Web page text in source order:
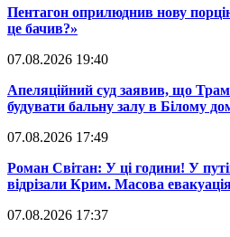
​Пентагон оприлюднив нову
це бачив?»
07.08.2026 19:40
​Апеляційний суд заявив, що
будувати бальну залу в Білому
07.08.2026 17:49
​Роман Світан: У ці години! У
відрізали Крим. Масова
07.08.2026 17:37